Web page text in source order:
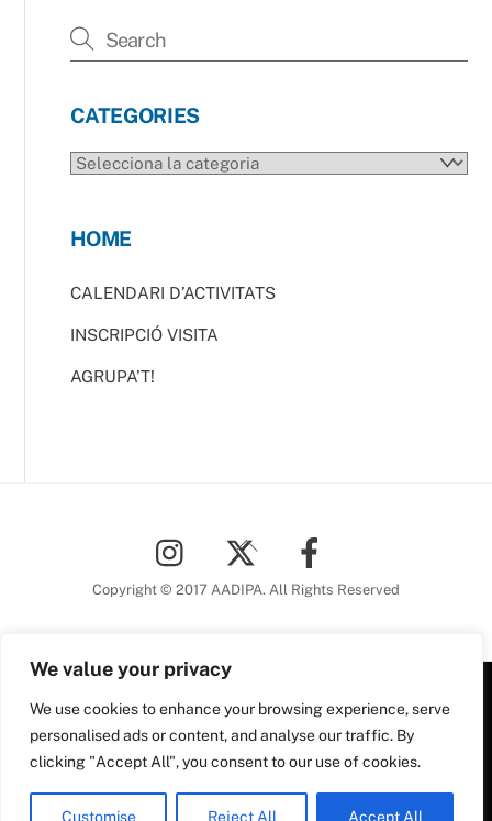
We value your privacy
We use cookies to enhance your browsing experience, serve
personalised ads or content, and analyse our traffic. By
clicking "Accept All", you consent to our use of cookies.
Customise Reject All Accept All
CATEGORIES
CATEGORIES
HOME
CALENDARI D’ACTIVITATS
INSCRIPCIÓ VISITA
AGRUPA’T!
To
Top
Copyright © 2017 AADIPA. All Rights Reserved
08002 Barcelona
Plaça Nova, 5 6a planta
08002 Barcelona
Tel. 93 306 78 28
aadipa@coac.net